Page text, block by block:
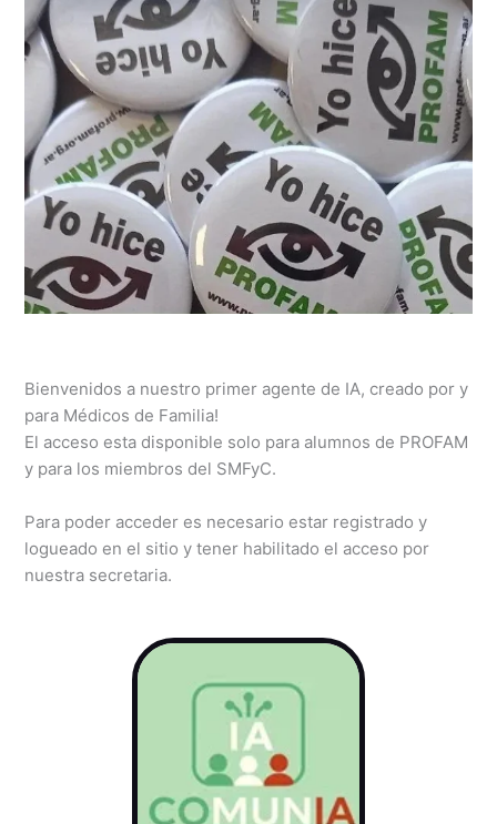
Bienvenidos a nuestro primer agente de IA, creado por y
para Médicos de Familia!
El acceso esta disponible solo para alumnos de PROFAM
y para los miembros del SMFyC.
Para poder acceder es necesario estar registrado y
logueado en el sitio y tener habilitado el acceso por
nuestra secretaria.